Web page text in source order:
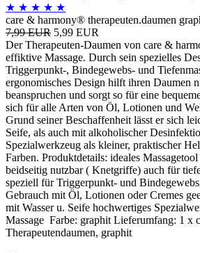
★ ★ ★ ★ ★
care & harmony® therapeuten.daumen
7,99 EUR 5,99 EUR
Der Therapeuten-Daumen von care &
effiktive Massage. Durch sein spezielles
Triggerpunkt-, Bindegewebs- und
ergonomisches Design hilft ihren Daumen
beanspruchen und sorgt so für eine
sich für alle Arten von Öl, Lotionen und
Grund seiner Beschaffenheit lässt er sich
Seife, als auch mit alkoholischer
Spezialwerkzeug als kleiner, praktischer
Farben. Produktdetails: ideales
beidseitig nutzbar ( Knetgriffe) auch für
speziell für Triggerpunkt- und
Gebrauch mit Öl, Lotionen oder Cremes
mit Wasser u. Seife hochwertiges
Massage Farbe: graphit Lieferumfang: 1 x
Therapeutendaumen, graphit